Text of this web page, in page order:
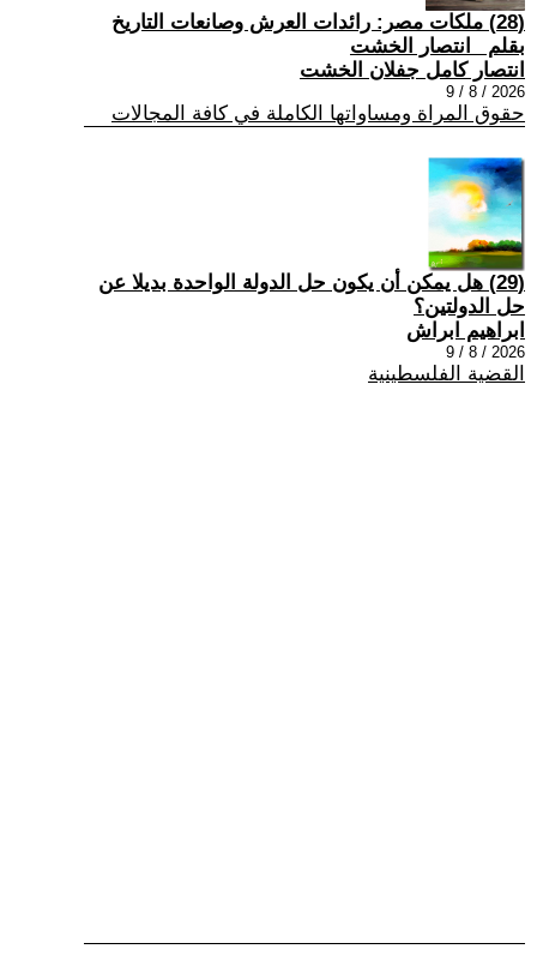
(28) ملكات مصر: رائدات العرش وصانعات التاريخ
بقلم _انتصار الخشت
انتصار كامل جفلان الخشت
2026 / 8 / 9
حقوق المراة ومساواتها الكاملة في كافة المجالات
(29) هل يمكن أن يكون حل الدولة الواحدة بديلا عن
حل الدولتين؟
ابراهيم ابراش
2026 / 8 / 9
القضية الفلسطينية